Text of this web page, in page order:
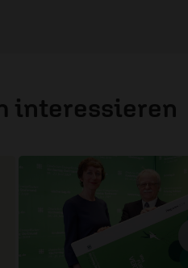
interessieren